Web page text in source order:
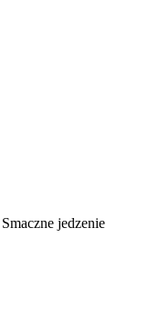
jedzenie